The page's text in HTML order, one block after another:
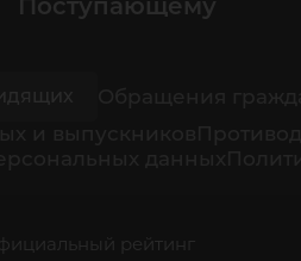
Поступающему
рейтинг